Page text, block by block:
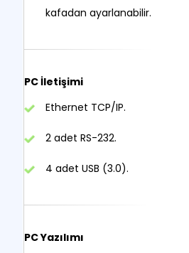
kafadan ayarlanabilir.
PC İletişimi
Ethernet TCP/IP.
2 adet RS-232.
4 adet USB (3.0).
PC Yazılımı